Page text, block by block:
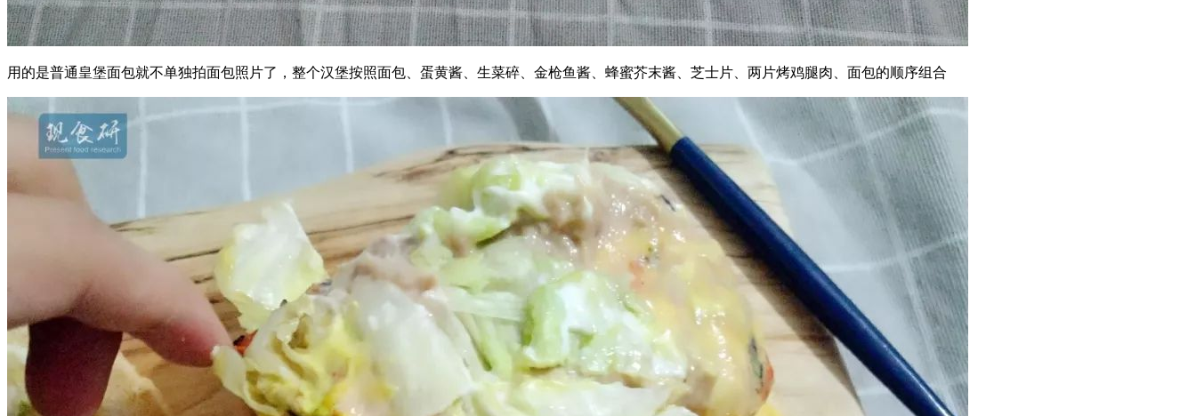
用的是普通皇堡面包就不单独拍面包照片了，整个汉堡按照面包、蛋黄酱、生菜碎、金枪鱼酱、蜂蜜芥末酱、芝士片、两片烤鸡腿肉、面包的顺序组合